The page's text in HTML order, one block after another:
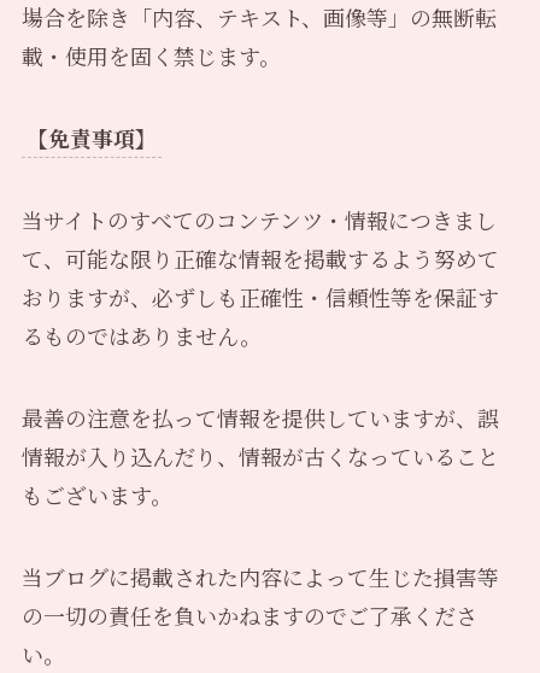
場合を除き「内容、テキスト、画像等」の無断転
載・使用を固く禁じます。
【免責事項】
当サイトのすべてのコンテンツ・情報につきまし
て、可能な限り正確な情報を掲載するよう努めて
おりますが、必ずしも正確性・信頼性等を保証す
るものではありません。
最善の注意を払って情報を提供していますが、誤
情報が入り込んだり、情報が古くなっていること
もございます。
当ブログに掲載された内容によって生じた損害等
の一切の責任を負いかねますのでご了承くださ
い。